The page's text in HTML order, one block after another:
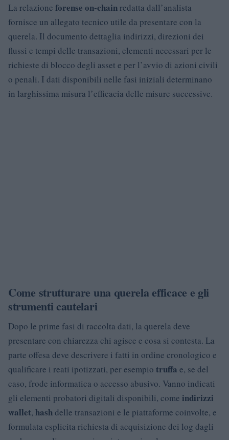
La relazione forense on-chain redatta dall’analista
fornisce un allegato tecnico utile da presentare con la
querela. Il documento dettaglia indirizzi, direzioni dei
flussi e tempi delle transazioni, elementi necessari per le
richieste di blocco degli asset e per l’avvio di azioni civili
o penali. I dati disponibili nelle fasi iniziali determinano
in larghissima misura l’efficacia delle misure successive.
Come strutturare una querela efficace e gli
strumenti cautelari
Dopo le prime fasi di raccolta dati, la querela deve
presentare con chiarezza chi agisce e cosa si contesta. La
parte offesa deve descrivere i fatti in ordine cronologico e
qualificare i reati ipotizzati, per esempio truffa e, se del
caso, frode informatica o accesso abusivo. Vanno indicati
gli elementi probatori digitali disponibili, come indirizzi
wallet, hashdelle transazioni e le piattaforme coinvolte, e
formulata esplicita richiesta di acquisizione dei log dagli